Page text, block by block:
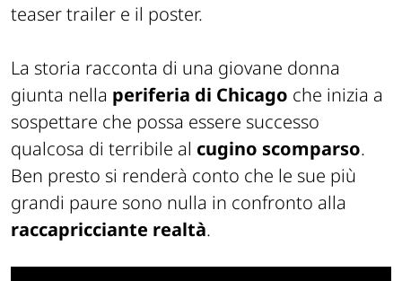
teaser trailer e il poster.
La storia racconta di una giovane donna
giunta nella periferia di Chicago che inizia a
sospettare che possa essere successo
qualcosa di terribile al cugino scomparso.
Ben presto si renderà conto che le sue più
grandi paure sono nulla in confronto alla
raccapricciante realtà.